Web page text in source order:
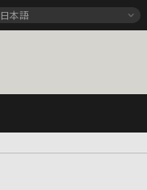
日本語